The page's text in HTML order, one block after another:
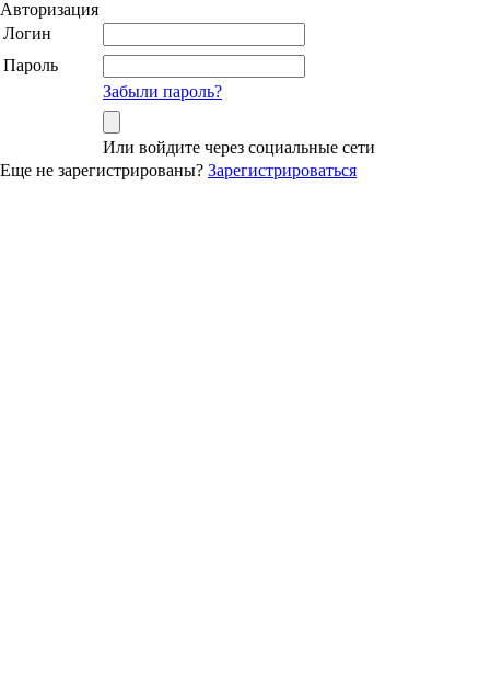
Авторизация
Логин
Пароль
Забыли пароль?
Или войдите через социальные сети
Еще не зарегистрированы? Зарегистрироваться